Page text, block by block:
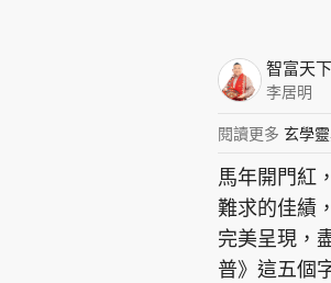
東姑熱話
東周食玩通
樂在灣區
飲食玩樂
智富天下
李居明
閱讀更多 玄學
馬年開門紅
難求的佳績
完美呈現，
普》這五個